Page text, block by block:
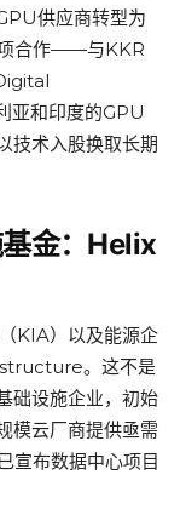
供应商转型为
项合作——与KKR
亚和印度的GPU
技术入股换取长期
基金：Helix
KIA）以及能源企
。这不是
础设施企业，初始
模云厂商提供亟需
宣布数据中心项目